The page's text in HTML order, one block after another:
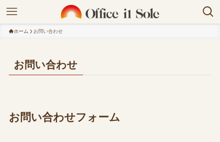
ホーム お問い合わせ
お問い合わせ
お問い合わせフォーム